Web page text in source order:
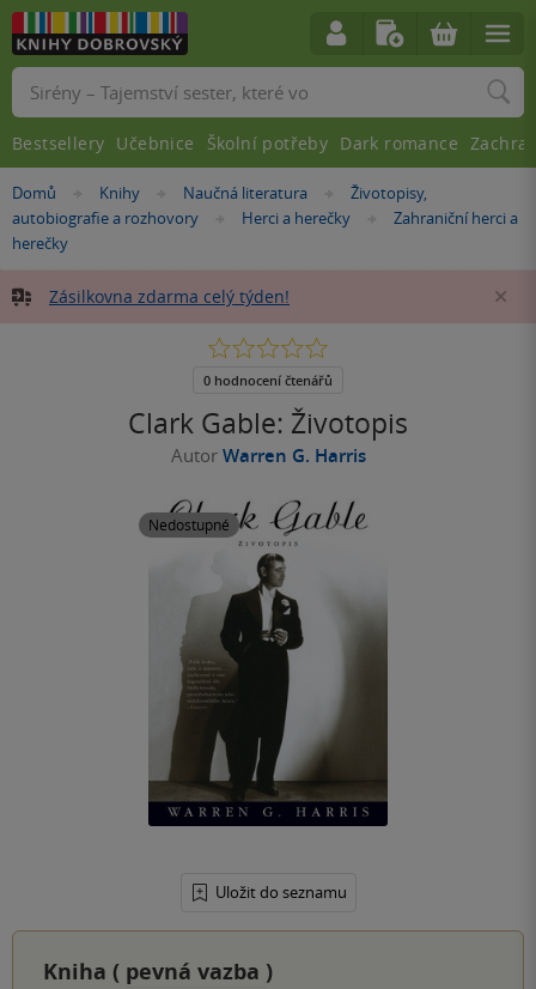
Nacházíte
se
zde:
Domů »Knihy »Naučná literatura »Životopisy,
autobiografie a rozhovory
»Herci a herečky »
Zahraniční herci a
herečky
Zásilkovna zdarma celý týden!
Clark Gable: Životopis
Autor Warren G. Harris
Nedostupné
Uložit do seznamu
0.0
5
0 hodnocení čtenářů
Kniha ( pevná vazba )
Vyhledávání
Bestsellery Učebnice Školní potřeby Dark romance